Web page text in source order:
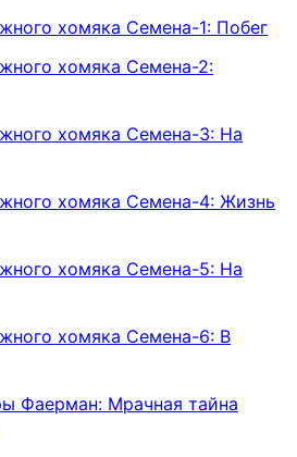
хомяка Семена-1: Побег
хомяка Семена-2:
хомяка Семена-3: На
хомяка Семена-4: Жизнь
хомяка Семена-5: На
хомяка Семена-6: В
Фаерман: Мрачная тайна